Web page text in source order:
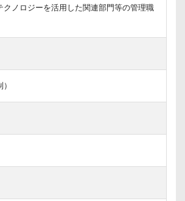
クノロジーを活用した関連部門等の管理職